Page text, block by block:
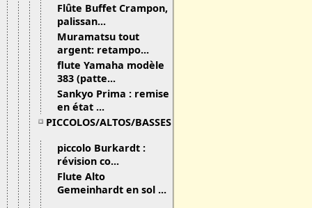
Flûte Buffet Crampon,
palissan...
Muramatsu tout
argent: retampo...
flute Yamaha modèle
383 (patte...
Sankyo Prima : remise
en état ...
PICCOLOS/ALTOS/BASSES
piccolo Burkardt :
révision co...
Flute Alto
Gemeinhardt en sol ...